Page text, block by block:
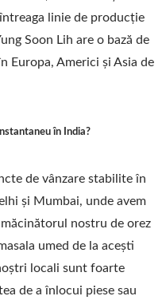
linie de producție
Soon Lih are o bază de
Europa, Americi și Asia de
în India?
de vânzare stabilite în
și Mumbai, unde avem
nostru de orez
umed de la acești
locali sunt foarte
de a înlocui piese sau